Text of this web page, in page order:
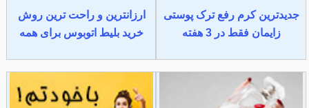
جدیدترین کرم رفع ترک پوستی
زایمان فقط در 3 هفته
ارزانترین و راحت ترین روش
خرید بلیط اتوبوس برای همه